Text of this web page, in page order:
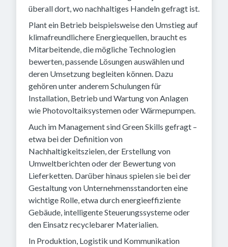
überall dort, wo nachhaltiges Handeln gefragt ist.
Plant ein Betrieb beispielsweise den Umstieg auf
klimafreundlichere Energiequellen, braucht es
Mitarbeitende, die mögliche Technologien
bewerten, passende Lösungen auswählen und
deren Umsetzung begleiten können. Dazu
gehören unter anderem Schulungen für
Installation, Betrieb und Wartung von Anlagen
wie Photovoltaiksystemen oder Wärmepumpen.
Auch im Management sind Green Skills gefragt –
etwa bei der Definition von
Nachhaltigkeitszielen, der Erstellung von
Umweltberichten oder der Bewertung von
Lieferketten. Darüber hinaus spielen sie bei der
Gestaltung von Unternehmensstandorten eine
wichtige Rolle, etwa durch energieeffiziente
Gebäude, intelligente Steuerungssysteme oder
den Einsatz recyclebarer Materialien.
In Produktion, Logistik und Kommunikation